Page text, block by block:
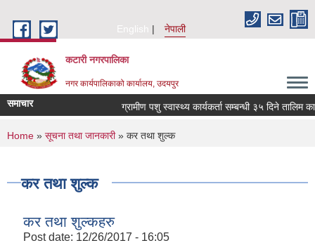
English
नेपाली
कटारी नगरपालिका
नगर कार्यपालिकाको कार्यालय, उदयपुर
समाचार ग्रामीण पशु स्वास्थ्य कार्यकर्ता सम्बन्धी ३५ दिने तालिम
You are here
Home » सूचना तथा जानकारी» कर तथा शुल्क
कर तथा शुल्क
कर तथा शुल्कहरु
Post date: 12/26/2017 - 16:05